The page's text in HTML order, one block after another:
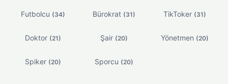
Futbolcu (34) Bürokrat (31) TikToker (31)
Doktor (21) Şair (20) Yönetmen (20)
Spiker (20) Sporcu (20)